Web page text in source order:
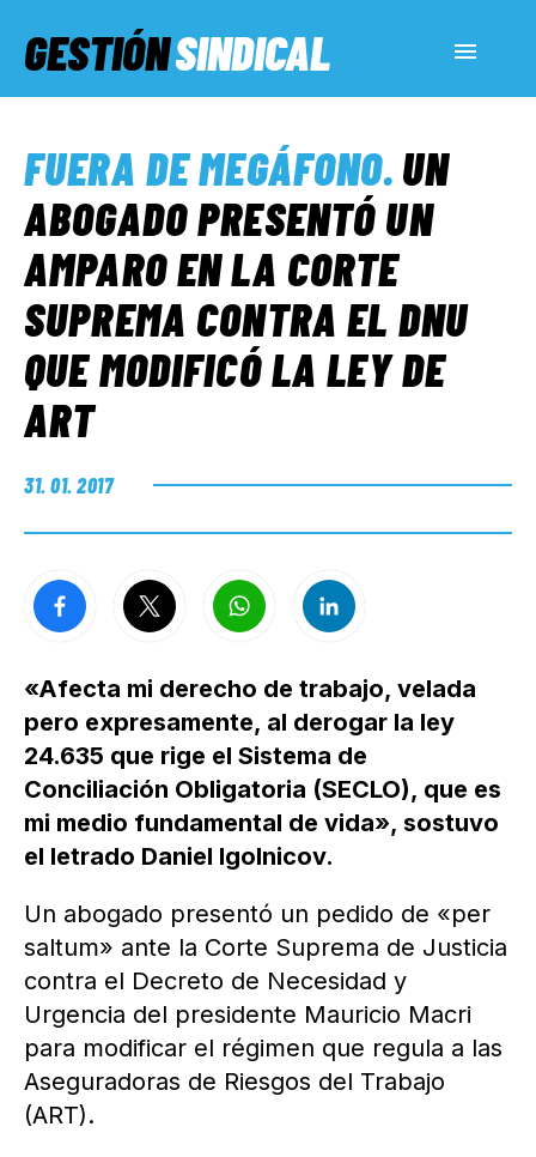
GESTIÓNSINDICAL
SERVICIOS SOCIALES
INFORMES ESPECIALES
FUERA DE MEGÁFONO
FUERA DE MEGÁFONO.UN
ABOGADO PRESENTÓ UN
AMPARO EN LA CORTE
SUPREMA CONTRA EL DNU
QUE MODIFICÓ LA LEY DE
ART
31. 01. 2017
«Afecta mi derecho de trabajo, velada
pero expresamente, al derogar la ley
24.635 que rige el Sistema de
Conciliación Obligatoria (SECLO), que es
mi medio fundamental de vida», sostuvo
el letrado Daniel Igolnicov.
Un abogado presentó un pedido de «per
saltum» ante la Corte Suprema de Justicia
contra el Decreto de Necesidad y
Urgencia del presidente Mauricio Macri
para modificar el régimen que regula a las
Aseguradoras de Riesgos del Trabajo
(ART).